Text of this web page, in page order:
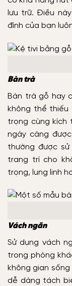
lưu trữ. Điều
đình của bạn
Bàn trà
Bàn trà gỗ hay
không thể thiếu
trọng cùng kích
ngày càng
thường được
trang trí cho
trọng, lung linh
Vách ngăn
Sử dụng vách
trong phòng
không gian
dễ dàng tách